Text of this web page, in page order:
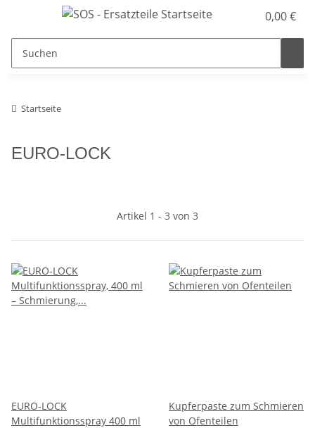
0,00 €
Startseite
EURO-LOCK
Artikel 1 - 3 von 3
EURO-LOCK
Multifunktionsspray 400 ml
Kupferpaste zum Schmieren
von Ofenteilen